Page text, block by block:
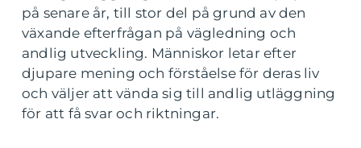
på senare år, till stor del på grund av den
växande efterfrågan på vägledning och
andlig utveckling. Människor letar efter
djupare mening och förståelse för deras liv
och väljer att vända sig till andlig utläggning
för att få svar och riktningar.